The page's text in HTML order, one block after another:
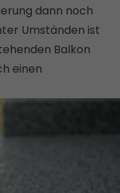
dann noch
Umständen ist
Balkon
einen